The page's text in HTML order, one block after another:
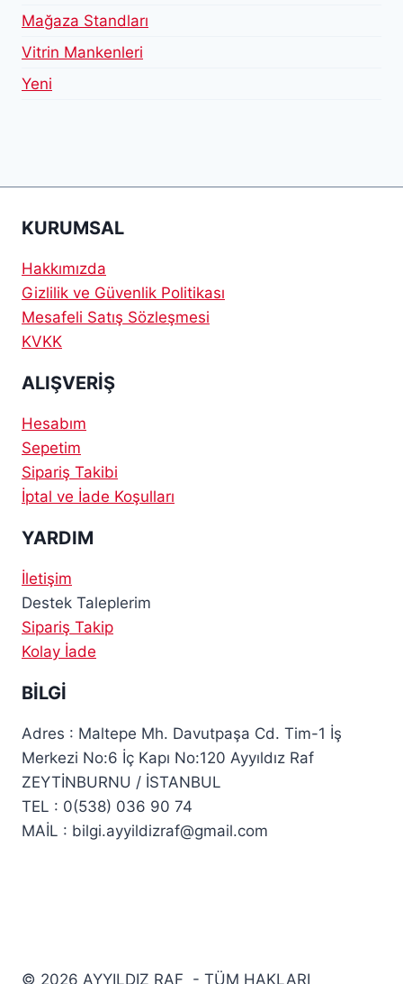
Mağaza Standları
Vitrin Mankenleri
Yeni
KURUMSAL
Hakkımızda
Gizlilik ve Güvenlik Politikası
Mesafeli Satış Sözleşmesi
KVKK
ALIŞVERİŞ
Hesabım
Sepetim
Sipariş Takibi
İptal ve İade Koşulları
YARDIM
İletişim
Destek Taleplerim
Sipariş Takip
Kolay İade
BİLGİ
Adres : Maltepe Mh. Davutpaşa Cd. Tim-1 İş
Merkezi No:6 İç Kapı No:120 Ayyıldız Raf
ZEYTİNBURNU / İSTANBUL
TEL : 0(538) 036 90 74
MAİL : bilgi.ayyildizraf@gmail.com
© 2026 AYYILDIZ RAF - TÜM HAKLARI